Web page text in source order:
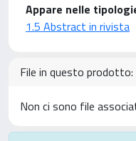
Appare nelle
1.5 Abstract in rivista
File in questo prodotto:
Non ci sono file